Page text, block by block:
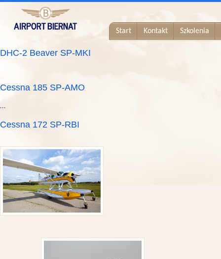
Start Kontakt Szkolenia
DHC-2 Beaver SP-MKI
Cessna 185 SP-AMO
…
Cessna 172 SP-RBI